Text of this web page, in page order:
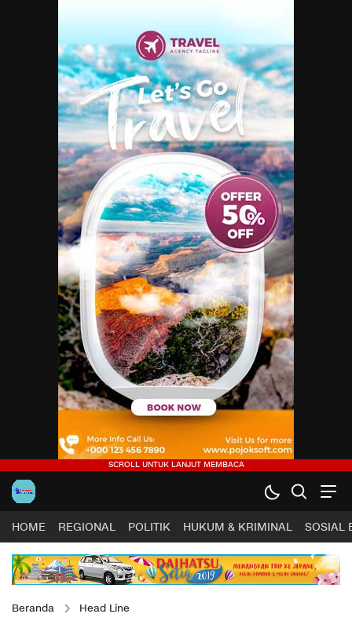
HOME REGIONAL POLITIK HUKUM & KRIMINAL SOSIAL
Beranda Head Line